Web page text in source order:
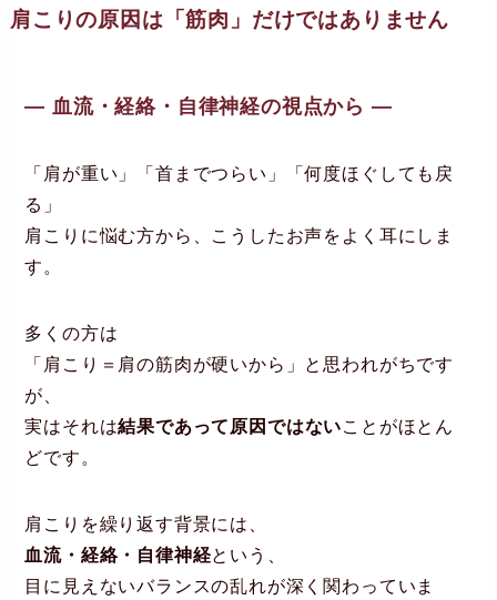
肩こりの原因は「筋肉」だけではありません
― 血流・経絡・自律神経の視点から ―
「肩が重い」「首までつらい」「何度ほぐしても戻
る」
肩こりに悩む方から、こうしたお声をよく耳にしま
す。
多くの方は
「肩こり＝肩の筋肉が硬いから」と思われがちです
が、
実はそれは結果であって原因ではないことがほとん
どです。
肩こりを繰り返す背景には、
血流・経絡・自律神経という、
目に見えないバランスの乱れが深く関わっていま